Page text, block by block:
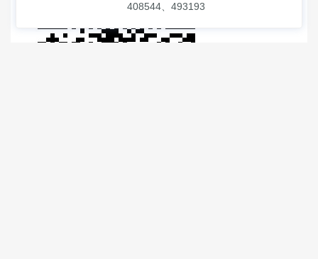
408544、493193